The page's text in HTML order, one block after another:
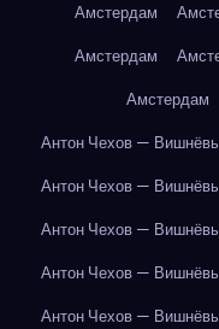
Амстердам
Амстердам
Амстердам
Антон Чехов —
Антон Чехов —
Антон Чехов —
Антон Чехов —
Антон Чехов —